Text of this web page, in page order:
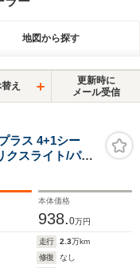
地図から探す
え
更新時に
メール受信
ラス 4+1シー
クスライト/パノ
ロスポーツサウ
電動シー
本体価格
938.0万円
走行 2.3万km
修復
なし